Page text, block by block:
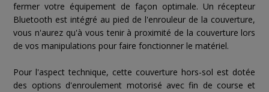
fermer votre équipement de façon optimale. Un récepteur
Bluetooth est intégré au pied de l'enrouleur de la couverture,
vous n'aurez qu'à vous tenir à proximité de la couverture lors
de vos manipulations pour faire fonctionner le matériel.
Pour l'aspect technique, cette couverture hors-sol est dotée
des options d'enroulement motorisé avec fin de course et